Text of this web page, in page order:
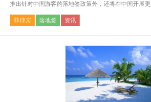
推出针对中国游客的落地签政策外，还将在中国开展
菲律宾 落地签 资讯